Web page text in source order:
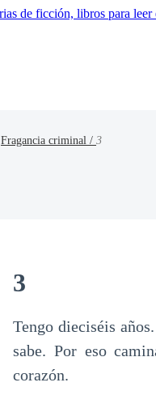
Fragancia criminal / 3
3
Tengo dieciséis
sabe. Por eso
corazón.